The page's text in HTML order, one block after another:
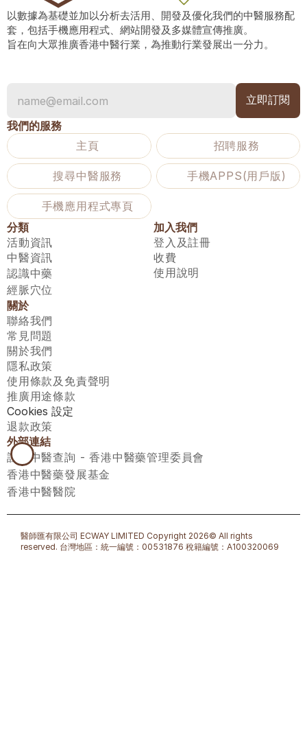
以數據為基礎並加以分析去活用、開發及優化我們的中醫服務配
套，包括手機應用程式、網站開發及多媒體宣傳推廣。
旨在向大眾推廣香港中醫行業，為推動行業發展出一分力。
我們的服務
主頁
招聘服務
搜尋中醫服務 手機APPS(用戶版)
手機應用程式專頁
分類
活動資訊
中醫資訊
認識中藥
經脈穴位
加入我們
登入及註冊
收費
使用說明
關於
聯絡我們
常見問題
關於我們
隱私政策
使用條款及免責聲明
推廣用途條款
Cookies 設定
退款政策
外部連結
註冊中醫查詢 - 香港中醫藥管理委員會
香港中醫藥發展基金
香港中醫醫院
醫師匯有限公司 ECWAY LIMITED Copyright 2026© All rights
reserved. 台灣地區：統一編號：00531876 稅籍編號：A100320069